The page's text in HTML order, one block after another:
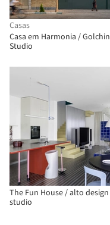
Casas
Casa em Harmonia / Golchin
Studio
The Fun House / alto design
studio